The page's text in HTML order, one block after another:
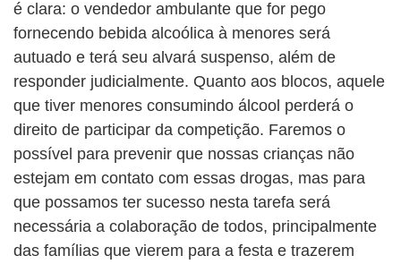
é clara: o vendedor ambulante que for pego
fornecendo bebida alcoólica à menores será
autuado e terá seu alvará suspenso, além de
responder judicialmente. Quanto aos blocos, aquele
que tiver menores consumindo álcool perderá o
direito de participar da competição. Faremos o
possível para prevenir que nossas crianças não
estejam em contato com essas drogas, mas para
que possamos ter sucesso nesta tarefa será
necessária a colaboração de todos, principalmente
das famílias que vierem para a festa e trazerem